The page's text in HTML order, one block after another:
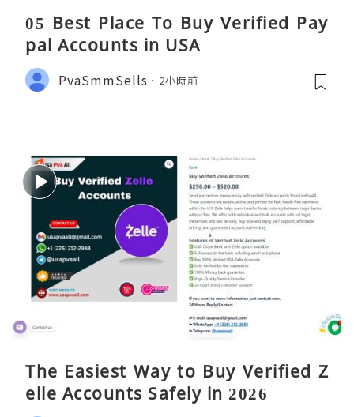
05 Best Place To Buy Verified Pay
pal Accounts in USA
PvaSmmSells 2小時前
The Easiest Way to Buy Verified Z
elle Accounts Safely in 2026